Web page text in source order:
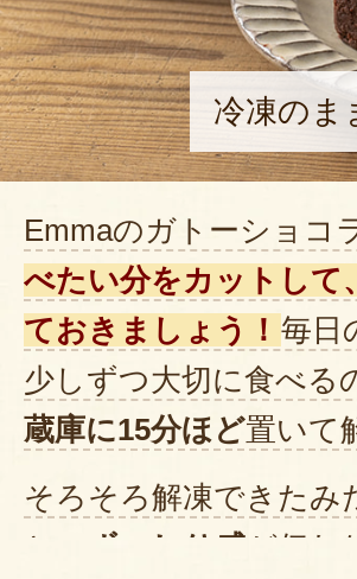
冷凍のま
Emmaのガトーショコ
べたい分をカットして
ておきましょう！ 毎日
少しずつ大切に食べる
蔵庫に15分ほど置いて
そろそろ解凍できたみ
と、
ずっしり感 が伝